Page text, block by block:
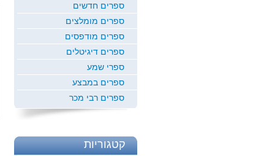
ספרים חדשים
ספרים מומלצים
ספרים מודפסים
ספרים דיגיטלים
ספרי שמע
ספרים במבצע
ספרים רבי מכר
קטגוריות